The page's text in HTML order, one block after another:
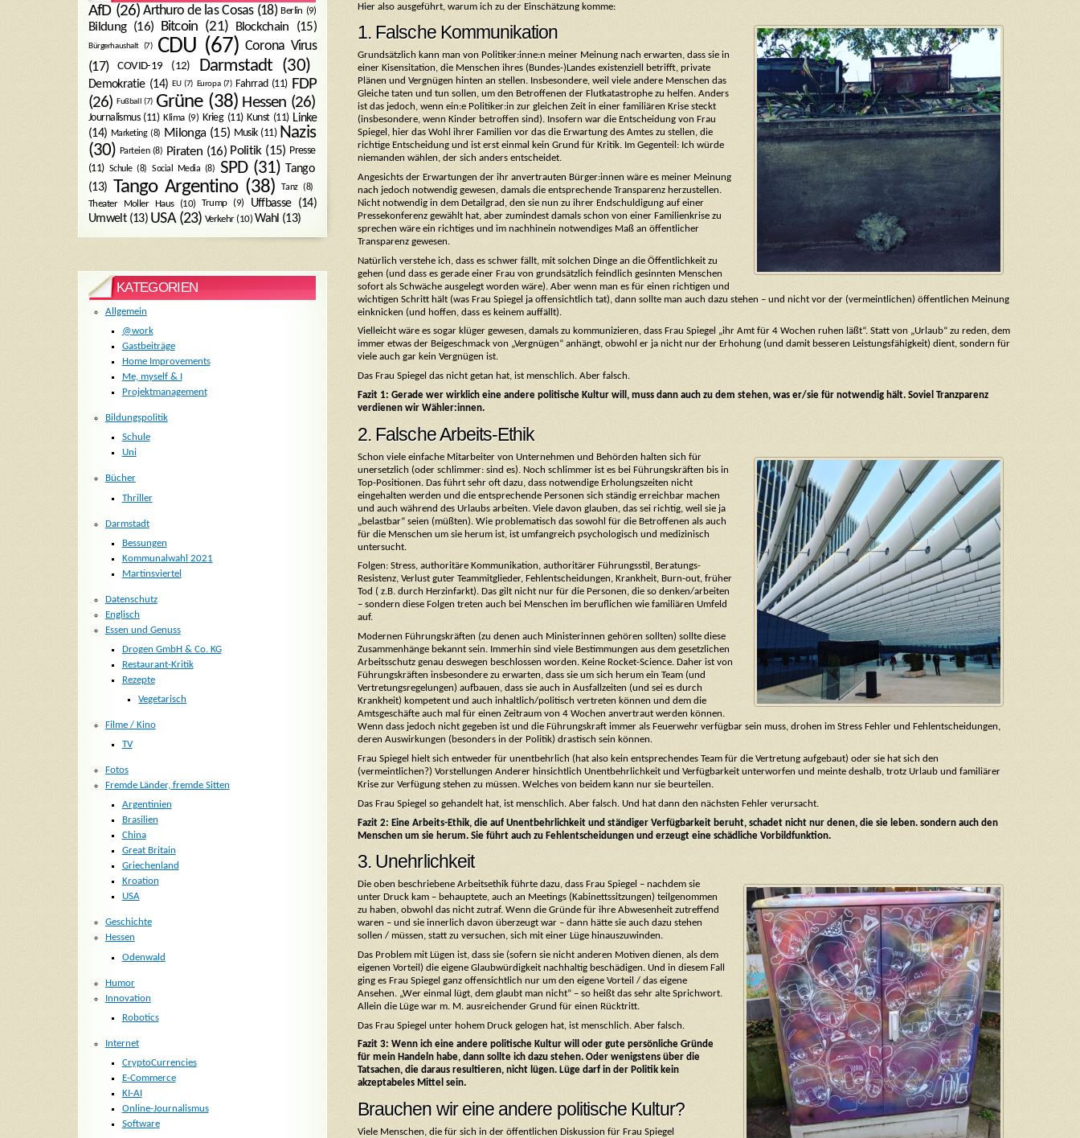
Hier also ausgeführt, warum ich zu der Einschätzung komme:
1. Falsche Kommunikation
Grundsätzlich kann man von Politiker:inne:n meiner Meinung nach erwarten, dass sie in
einer Kisensitation, die Menschen ihres (Bundes-)Landes existenziell betrifft, private
Plänen und Vergnügen hinten an stellen. Insbesondere, weil viele andere Menschen das
Gleiche taten und tun sollen, um den Betroffenen der Flutkatastrophe zu helfen. Anders
ist das jedoch, wenn ein:e Politiker:in zur gleichen Zeit in einer familiären Krise steckt
(insbesondere, wenn Kinder betroffen sind). Insofern war die Entscheidung von Frau
Spiegel, hier das Wohl ihrer Familien vor das die Erwartung des Amtes zu stellen, die
richtige Entscheidung und ist erst einmal kein Grund für Kritik. Im Gegenteil: Ich würde
niemanden wählen, der sich anders entscheidet.
Angesichts der Erwartungen der ihr anvertrauten Bürger:innen wäre es meiner Meinung
nach jedoch notwendig gewesen, damals die entsprechende Transparenz herzustellen.
Nicht notwendig in dem Detailgrad, den sie nun zu ihrer Endschuldigung auf einer
Pressekonferenz gewählt hat, aber zumindest damals schon von einer Familienkrise zu
sprechen wäre ein richtiges und im nachhinein notwendiges Maß an öffentlicher
Transparenz gewesen.
Natürlich verstehe ich, dass es schwer fällt, mit solchen Dinge an die Öffentlichkeit zu
gehen (und dass es gerade einer Frau von grundsätzlich feindlich gesinnten Menschen
sofort als Schwäche ausgelegt worden wäre). Aber wenn man es für einen richtigen und
wichtigen Schritt hält (was Frau Spiegel ja offensichtlich tat), dann sollte man auch dazu stehen – und nicht vor der (vermeintlichen) öffentlichen Meinung
einknicken (und hoffen, dass es keinem auffällt).
Vielleicht wäre es sogar klüger gewesen, damals zu kommunizieren, dass Frau Spiegel „ihr Amt für 4 Wochen ruhen läßt“. Statt von „Urlaub“ zu reden, dem
immer etwas der Beigeschmack von „Vergnügen“ anhängt, obwohl er ja nicht nur der Erhohung (und damit besseren Leistungsfähigkeit) dient, sondern für
viele auch gar kein Vergnügen ist.
Das Frau Spiegel das nicht getan hat, ist menschlich. Aber falsch.
Fazit 1: Gerade wer wirklich eine andere politische Kultur will, muss dann auch zu dem stehen, was er/sie für notwendig hält. Soviel Tranzparenz
verdienen wir Wähler:innen.
2. Falsche Arbeits-Ethik
Schon viele einfache Mitarbeiter von Unternehmen und Behörden halten sich für
unersetzlich (oder schlimmer: sind es). Noch schlimmer ist es bei Führungskräften bis in
Top-Positionen. Das führt sehr oft dazu, dass notwendige Erholungszeiten nicht
eingehalten werden und die entsprechende Personen sich ständig erreichbar machen
und auch während des Urlaubs arbeiten. Viele davon glauben, das sei richtig, weil sie ja
„belastbar“ seien (müßten). Wie problematisch das sowohl für die Betroffenen als auch
für die Menschen um sie herum ist, ist umfangreich psychologisch und medizinisch
untersucht.
Folgen: Stress, authoritäre Kommunikation, authoritärer Führungsstil, Beratungs-
Resistenz, Verlust guter Teammitglieder, Fehlentscheidungen, Krankheit, Burn-out, früher
Tod ( z.B. durch Herzinfarkt). Das gilt nicht nur für die Personen, die so denken/arbeiten
– sondern diese Folgen treten auch bei Menschen im beruflichen wie familiären Umfeld
auf.
Modernen Führungskräften (zu denen auch Ministerinnen gehören sollten) sollte diese
Zusammenhänge bekannt sein. Immerhin sind viele Bestimmungen aus dem gesetzlichen
Arbeitsschutz genau deswegen beschlossen worden. Keine Rocket-Science. Daher ist von
Führungskräften insbesondere zu erwarten, dass sie um sich herum ein Team (und
Vertretungsregelungen) aufbauen, dass sie auch in Ausfallzeiten (und sei es durch
Krankheit) kompetent und auch inhaltlich/politisch vertreten können und dem die
Amtsgeschäfte auch mal für einen Zeitraum von 4 Wochen anvertraut werden können.
Wenn dass jedoch nicht gegeben ist und die Führungskraft immer als Feuerwehr verfügbar sein muss, drohen im Stress Fehler und Fehlentscheidungen,
deren Auswirkungen (besonders in der Politik) drastisch sein können.
Frau Spiegel hielt sich entweder für unentbehrlich (hat also kein entsprechendes Team für die Vertretung aufgebaut) oder sie hat sich den
(vermeintlichen?) Vorstellungen Anderer hinsichtlich Unentbehrlichkeit und Verfügbarkeit unterworfen und meinte deshalb, trotz Urlaub und familiärer
Krise zur Verfügung stehen zu müssen. Welches von beidem kann nur sie beurteilen.
Das Frau Spiegel so gehandelt hat, ist menschlich. Aber falsch. Und hat dann den nächsten Fehler verursacht.
Fazit 2: Eine Arbeits-Ethik, die auf Unentbehrlichkeit und ständiger Verfügbarkeit beruht, schadet nicht nur denen, die sie leben. sondern auch den
Menschen um sie herum. Sie führt auch zu Fehlentscheidungen und erzeugt eine schädliche Vorbildfunktion.
3. Unehrlichkeit
Die oben beschriebene Arbeitsethik führte dazu, dass Frau Spiegel – nachdem sie
unter Druck kam – behauptete, auch an Meetings (Kabinettssitzungen) teilgenommen
zu haben, obwohl das nicht zutraf. Wenn die Gründe für ihre Abwesenheit zutreffend
waren – und sie innerlich davon überzeugt war – dann hätte sie auch dazu stehen
sollen / müssen, statt zu versuchen, sich mit einer Lüge hinauszuwinden.
Das Problem mit Lügen ist, dass sie (sofern sie nicht anderen Motiven dienen, als dem
eigenen Vorteil) die eigene Glaubwürdigkeit nachhaltig beschädigen. Und in diesem Fall
ging es Frau Spiegel ganz offensichtlich nur um den eigene Vorteil / das eigene
Ansehen. „Wer einmal lügt, dem glaubt man nicht“ – so heißt das sehr alte Sprichwort.
Allein die Lüge war m. M. ausreichender Grund für einen Rücktritt.
Das Frau Spiegel unter hohem Druck gelogen hat, ist menschlich. Aber falsch.
Fazit 3: Wenn ich eine andere politische Kultur will oder gute persönliche Gründe
für mein Handeln habe, dann sollte ich dazu stehen. Oder wenigstens über die
Tatsachen, die daraus resultieren, nicht lügen. Lüge darf in der Politik kein
akzeptabeles Mittel sein.
Brauchen wir eine andere politische Kultur?
Viele Menschen, die für sich in der öffentlichen Diskussion für Frau Spiegel
AfD(26) Arthuro de las Cosas(18) Berlin (9)
Bildung(16) Bitcoin (21) Blockchain (15)
Bürgerhaushalt (7) CDU (67) Corona Virus
(17)
COVID-19 (12) Darmstadt (30)
Demokratie(14) EU(7) Europa(7) Fahrrad (11) FDP
(26) Fußball (7) Grüne(38) Hessen (26)
Journalismus(11) Klima(9) Krieg(11) Kunst(11) Linke
(14) Marketing(8) Milonga(15) Musik(11) Nazis
(30) Parteien(8) Piraten (16) Politik(15) Presse
(11) Schule(8) Social Media (8) SPD(31) Tango
(13)
Tango Argentino(38) Tanz(8)
Theater Moller Haus(10) Trump(9) Uffbasse(14)
Umwelt(13) USA(23) Verkehr(10) Wahl (13)
KATEGORIEN
Allgemein
@work
Gastbeiträge
Home Improvements
Me, myself & I
Projektmanagement
Bildungspolitik
Schule
Uni
Bücher
Thriller
Darmstadt
Bessungen
Kommunalwahl 2021
Martinsviertel
Datenschutz
Englisch
Essen und Genuss
Drogen GmbH & Co. KG
Restaurant-Kritik
Rezepte
Vegetarisch
Filme / Kino
TV
Fotos
Fremde Länder, fremde Sitten
Argentinien
Brasilien
China
Great Britain
Griechenland
Kroation
USA
Geschichte
Hessen
Odenwald
Humor
Innovation
Robotics
Internet
CryptoCurrencies
E-Commerce
KI-AI
Online-Journalismus
Software